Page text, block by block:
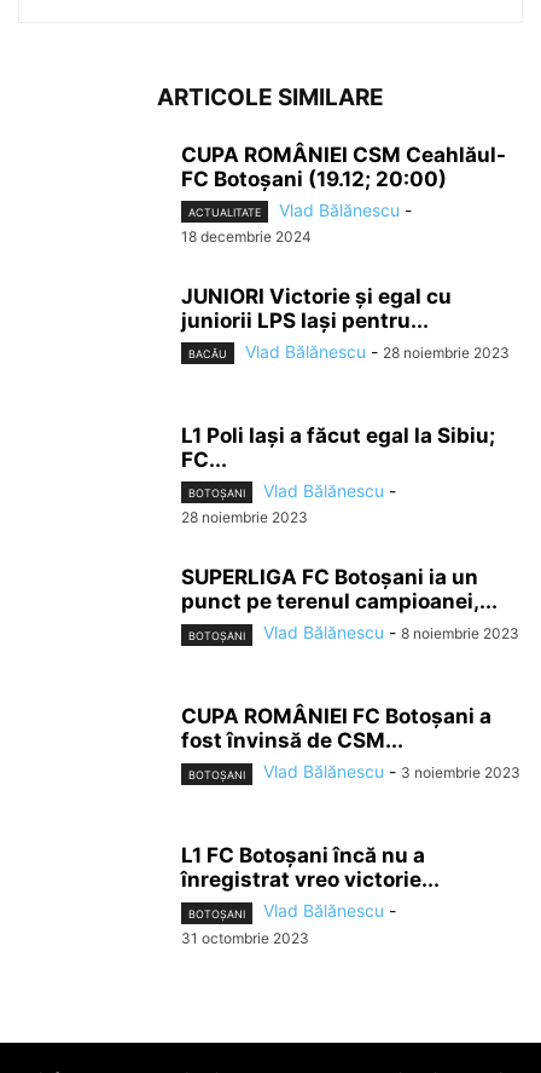
ARTICOLE SIMILARE
CUPA ROMÂNIEI CSM Ceahlăul-
FC Botoșani (19.12; 20:00)
ACTUALITATE Vlad Bălănescu -
18 decembrie 2024
JUNIORI Victorie și egal cu
juniorii LPS Iași pentru...
BACĂU Vlad Bălănescu - 28 noiembrie 2023
L1 Poli Iași a făcut egal la Sibiu;
FC...
BOTOȘANI Vlad Bălănescu -
28 noiembrie 2023
SUPERLIGA FC Botoșani ia un
punct pe terenul campioanei,...
BOTOȘANI Vlad Bălănescu - 8 noiembrie 2023
CUPA ROMÂNIEI FC Botoșani a
fost învinsă de CSM...
BOTOȘANI Vlad Bălănescu - 3 noiembrie 2023
L1 FC Botoșani încă nu a
înregistrat vreo victorie...
BOTOȘANI Vlad Bălănescu -
31 octombrie 2023